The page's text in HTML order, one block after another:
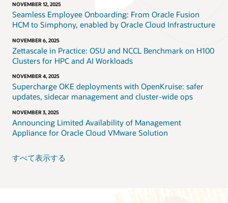
NOVEMBER 12, 2025
Seamless Employee Onboarding: From Oracle Fusion
HCM to Simphony, enabled by Oracle Cloud Infrastructure
NOVEMBER 6, 2025
Zettascale in Practice: OSU and NCCL Benchmark on H100
Clusters for HPC and AI Workloads
NOVEMBER 4, 2025
Supercharge OKE deployments with OpenKruise: safer
updates, sidecar management and cluster-wide ops
NOVEMBER 3, 2025
Announcing Limited Availability of Management
Appliance for Oracle Cloud VMware Solution
すべて表示する